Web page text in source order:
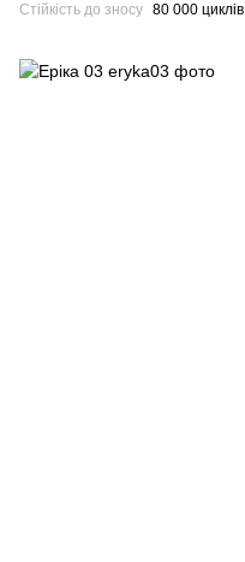
Стійкість до зносу 80 000 циклів